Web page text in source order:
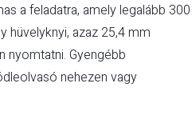
a feladatra, amely legalább 300
hüvelyknyi, azaz 25,4 mm
nyomtatni. Gyengébb
nehezen vagy